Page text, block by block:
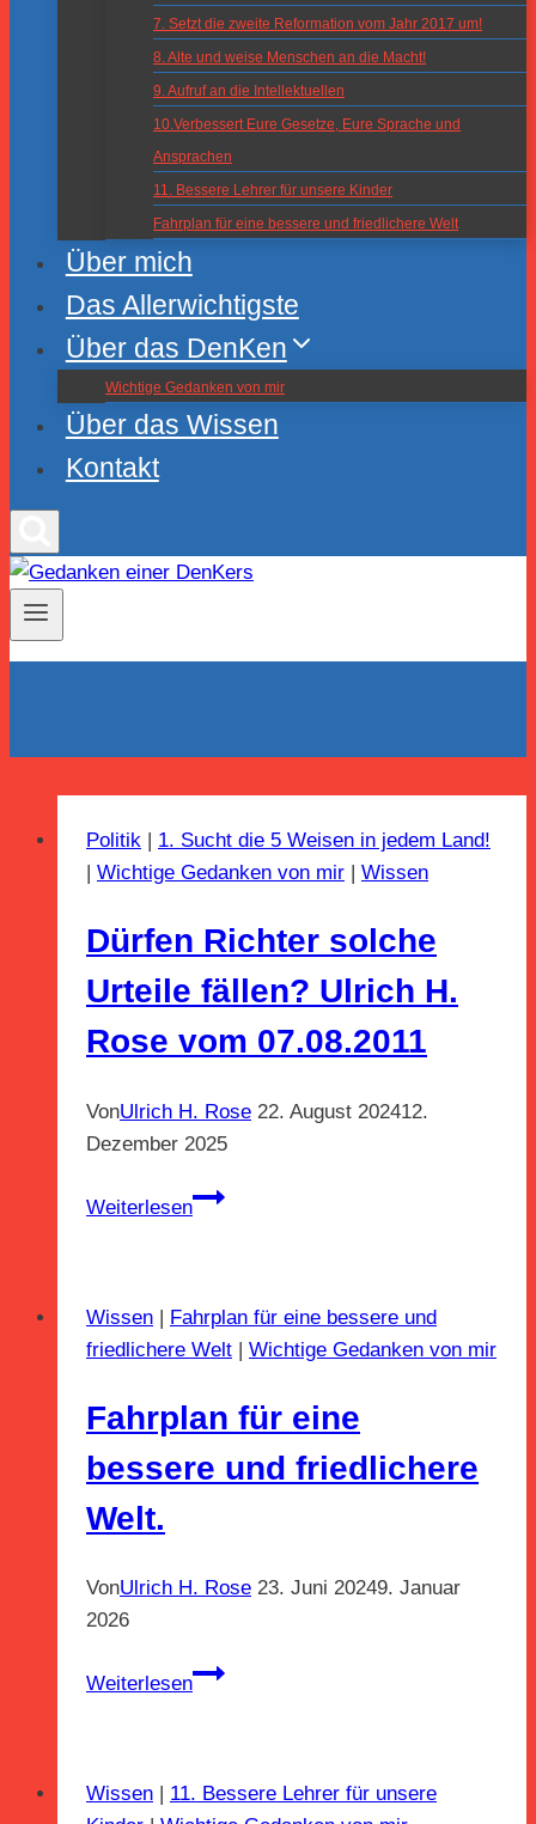
7. Setzt die zweite Reformation vom Jahr 2017 um!
8. Alte und weise Menschen an die Macht!
9. Aufruf an die Intellektuellen
10.Verbessert Eure Gesetze, Eure Sprache und
Ansprachen
11. Bessere Lehrer für unsere Kinder
Fahrplan für eine bessere und friedlichere Welt
Über mich
Das Allerwichtigste
Über das DenKen
Wichtige Gedanken von mir
Über das Wissen
Kontakt
Politik
1. Sucht die 5 Weisen in jedem Land!
Wichtige Gedanken von mir Wissen
Dürfen Richter solche
Urteile fällen? Ulrich H.
Rose vom 07.08.2011
VonUlrich H. Rose 22. August 202412.
Dezember 2025
Weiterlesen
Dürfen
fällen?
Ulrich
Rose
07.08.2011
Wissen | Fahrplan für eine bessere und
friedlichere Welt | Wichtige Gedanken von mir
Fahrplan für eine
bessere und friedlichere
Welt.
VonUlrich H. Rose 23. Juni 20249. Januar
2026
Weiterlesen
Fahrplan
und
Wissen | 11. Bessere Lehrer für unsere